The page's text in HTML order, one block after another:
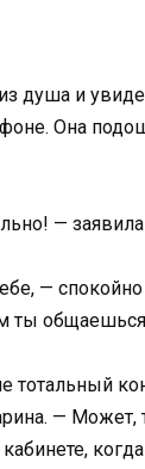
душа и
Она
—
—
ты
тотальный
—